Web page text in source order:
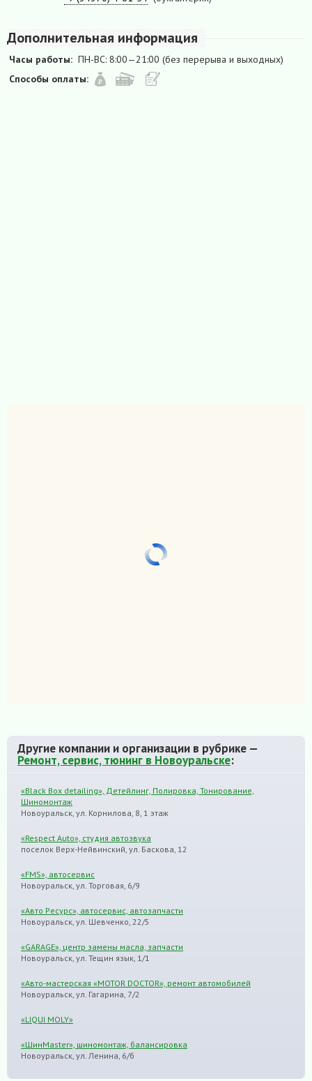
Дополнительная информация
Часы работы: ПН-ВС: 8:00—21:00 (без перерыва и выходных)
Способы оплаты:
Другие компании и организации в рубрике —
Ремонт, сервис, тюнинг в Новоуральске:
«Black Box detailing», Детейлинг, Полировка, Тонирование,
Шиномонтаж
Новоуральск, ул. Корнилова, 8, 1 этаж
«Respect Auto», студия автозвука
поселок Верх-Нейвинский, ул. Баскова, 12
«FMS», автосервис
Новоуральск, ул. Торговая, 6/9
«Авто Ресурс», автосервис, автозапчасти
Новоуральск, ул. Шевченко, 22/5
«GARAGE», центр замены масла, запчасти
Новоуральск, ул. Тещин язык, 1/1
«Авто-мастерская «MOTOR DOCTOR», ремонт автомобилей
Новоуральск, ул. Гагарина, 7/2
«LIQUI MOLY»
«ШинMaster», шиномонтаж, балансировка
Новоуральск, ул. Ленина, 6/б